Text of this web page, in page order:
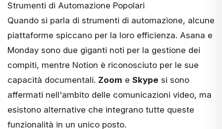
Strumenti di Automazione Popolari
Quando si parla di strumenti di automazione, alcune
piattaforme spiccano per la loro efficienza. Asana e
Monday sono due giganti noti per la gestione dei
compiti, mentre Notion è riconosciuto per le sue
capacità documentali. Zoom e Skype si sono
affermati nell'ambito delle comunicazioni video, ma
esistono alternative che integrano tutte queste
funzionalità in un unico posto.